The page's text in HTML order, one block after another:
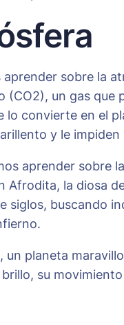
sobre la
(CO2), un gas que
lo convierte en el
y le
aprender sobre
Afrodita, la diosa
siglos, buscando
un planeta
su